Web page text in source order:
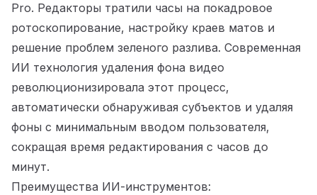
Pro. Редакторы тратили часы на покадровое
ротоскопирование, настройку краев матов и
решение проблем зеленого разлива. Современная
ИИ технология удаления фона видео
революционизировала этот процесс,
автоматически обнаруживая субъектов и удаляя
фоны с минимальным вводом пользователя,
сокращая время редактирования с часов до
минут.
Преимущества ИИ-инструментов: